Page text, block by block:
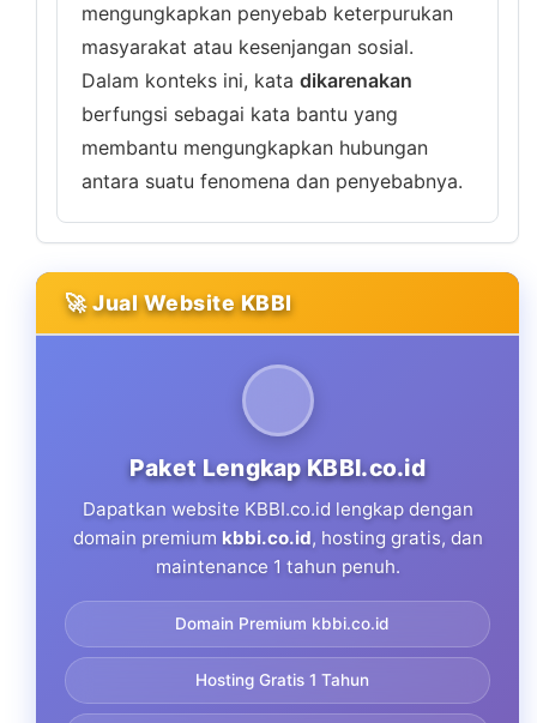
mengungkapkan penyebab keterpurukan
masyarakat atau kesenjangan sosial.
Dalam konteks ini, kata dikarenakan
berfungsi sebagai kata bantu yang
membantu mengungkapkan hubungan
antara suatu fenomena dan penyebabnya.
🚀 Jual Website KBBI
Paket Lengkap KBBI.co.id
Dapatkan website KBBI.co.id lengkap dengan
domain premium kbbi.co.id, hosting gratis, dan
maintenance 1 tahun penuh.
Domain Premium kbbi.co.id
Hosting Gratis 1 Tahun